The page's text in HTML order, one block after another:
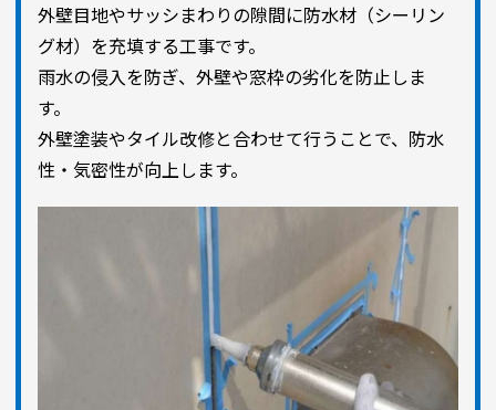
外壁目地やサッシまわりの隙間に防水材（シーリン
グ材）を充填する工事です。
雨水の侵入を防ぎ、外壁や窓枠の劣化を防止しま
す。
外壁塗装やタイル改修と合わせて行うことで、防水
性・気密性が向上します。